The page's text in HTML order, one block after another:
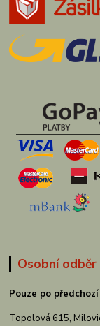
Osobní odběr
Pouze po
Topolová 615,